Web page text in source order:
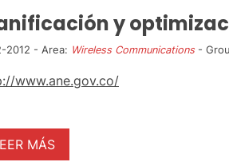
y
2012 - Area: Wireless Communications-
www.ane.gov.co/
MÁS